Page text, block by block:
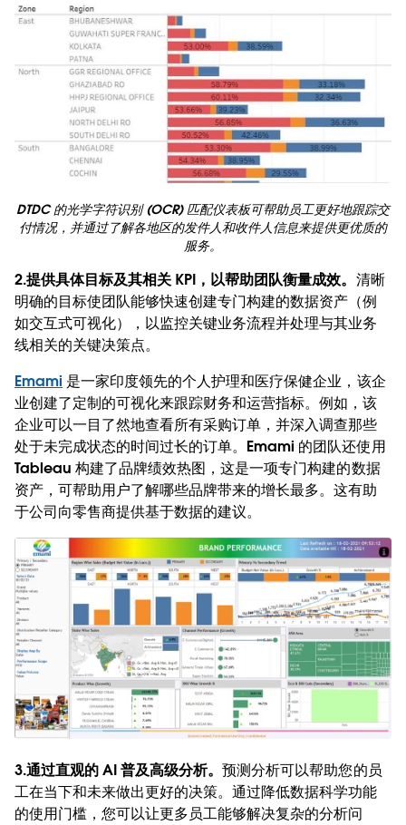
DTDC 的光学字符识别 (OCR) 匹配仪表板可帮助员工更好地跟踪交
付情况，并通过了解各地区的发件人和收件人信息来提供更优质的
服务。
2.提供具体目标及其相关 KPI，以帮助团队衡量成效。 清晰
明确的目标使团队能够快速创建专门构建的数据资产（例
如交互式可视化），以监控关键业务流程并处理与其业务
线相关的关键决策点。
Emami 是一家印度领先的个人护理和医疗保健企业，该企
业创建了定制的可视化来跟踪财务和运营指标。例如，该
企业可以一目了然地查看所有采购订单，并深入调查那些
处于未完成状态的时间过长的订单。Emami 的团队还使用
Tableau 构建了品牌绩效热图，这是一项专门构建的数据
资产，可帮助用户了解哪些品牌带来的增长最多。这有助
于公司向零售商提供基于数据的建议。
3.通过直观的 AI 普及高级分析。预测分析可以帮助您的员
工在当下和未来做出更好的决策。通过降低数据科学功能
的使用门槛，您可以让更多员工能够解决复杂的分析问